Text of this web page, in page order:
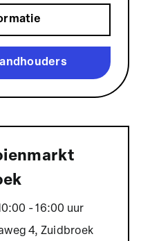
- 16:00 uur
4, Zuidbroek